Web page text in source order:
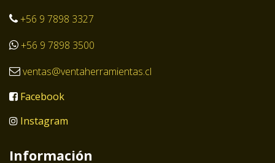
+56 9 7898 3327
+56 9 7898 3500
ventas@ventaherramientas.cl
Facebook
Instagram
Información